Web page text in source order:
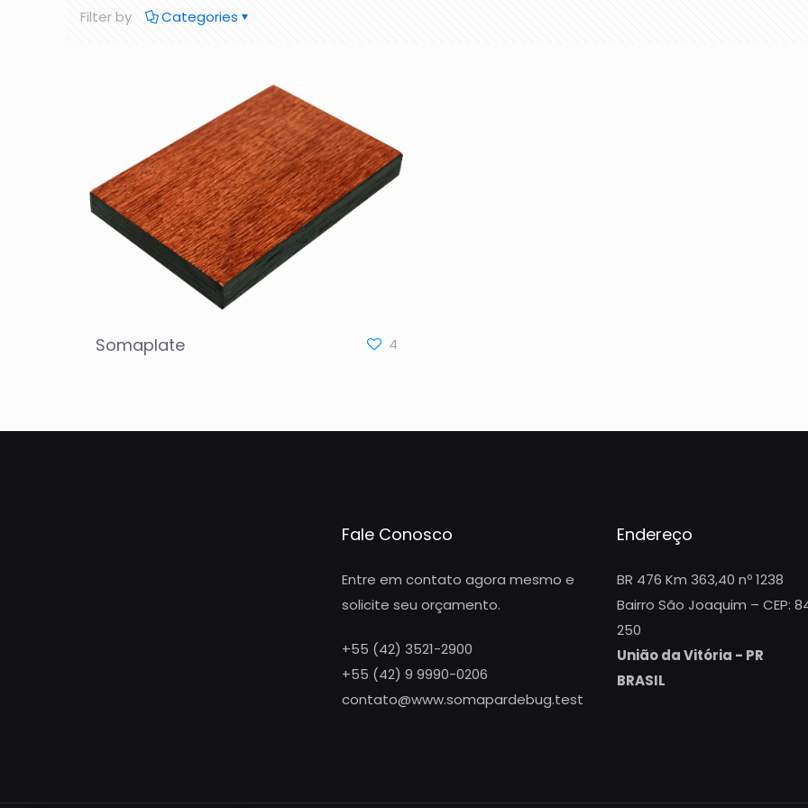
Filter by
Categories
Somaplate 4
Fale Conosco
Entre em contato agora mesmo e
solicite seu orçamento.
+55 (42) 3521-2900
+55 (42) 9 9990-0206
contato@www.somapardebug.test
Endereço
BR 476 Km 363,40 nº 1238
Bairro São Joaquim – CEP:
250
União da Vitória - PR
BRASIL